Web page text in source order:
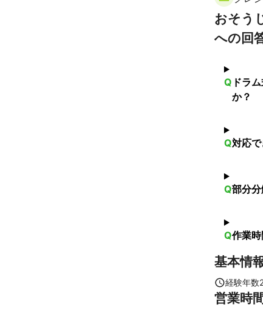
おそう
への回
Q ドラ
か？
Q対応
Q部分
Q作業
基本情
経験年数
営業時間